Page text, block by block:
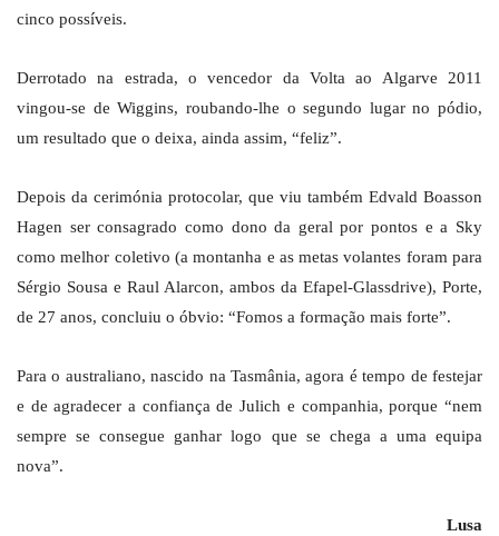
cinco possíveis.
Derrotado na estrada, o vencedor da Volta ao Algarve 2011
vingou-se de Wiggins, roubando-lhe o segundo lugar no pódio,
um resultado que o deixa, ainda assim, “feliz”.
Depois da cerimónia protocolar, que viu também Edvald Boasson
Hagen ser consagrado como dono da geral por pontos e a Sky
como melhor coletivo (a montanha e as metas volantes foram para
Sérgio Sousa e Raul Alarcon, ambos da Efapel-Glassdrive), Porte,
de 27 anos, concluiu o óbvio: “Fomos a formação mais forte”.
Para o australiano, nascido na Tasmânia, agora é tempo de festejar
e de agradecer a confiança de Julich e companhia, porque “nem
sempre se consegue ganhar logo que se chega a uma equipa
nova”.
Lusa